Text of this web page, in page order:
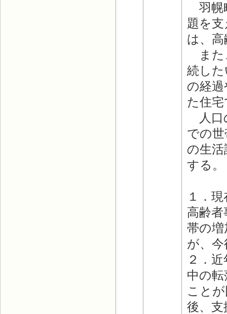
羽幌
題を
は、
また
続し
の経
た住
人口
での
の生
する。
１．
高齢
帯の
が、
２．
中の
こと
後、